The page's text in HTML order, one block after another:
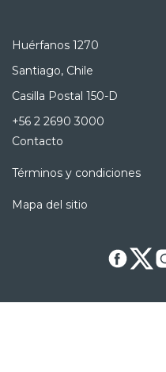
Huérfanos 1270
Santiago, Chile
Casilla Postal 150-D
+56 2 2690 3000
Contacto
Términos y condiciones
Mapa del sitio